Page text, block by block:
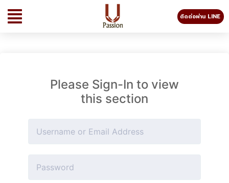
ติดต่อผ่าน LINE
Please Sign-In to view
this section